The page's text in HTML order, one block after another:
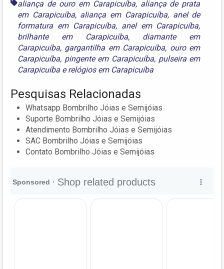
aliança de ouro em Carapicuíba, aliança de prata
em Carapicuíba, aliança em Carapicuíba, anel de
formatura em Carapicuíba, anel em Carapicuíba,
brilhante em Carapicuíba, diamante em
Carapicuíba, gargantilha em Carapicuíba, ouro em
Carapicuíba, pingente em Carapicuíba, pulseira em
Carapicuíba erelógios em Carapicuíba
Pesquisas Relacionadas
Whatsapp Bombrilho Jóias e Semijóias
Suporte Bombrilho Jóias e Semijóias
Atendimento Bombrilho Jóias e Semijóias
SAC Bombrilho Jóias e Semijóias
Contato Bombrilho Jóias e Semijóias